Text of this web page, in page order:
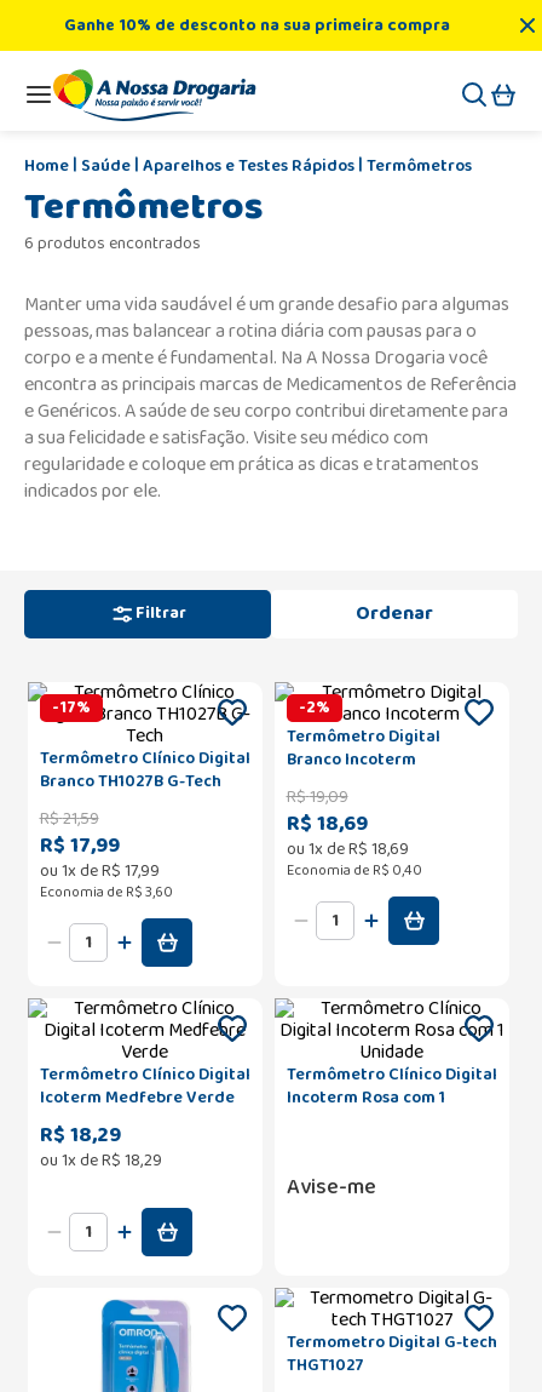
Ganhe 10% de desconto na sua primeira compra
Saúde Aparelhos e Testes Rápidos Termômetros
Termômetros
6 produtos encontrados
Manter uma vida saudável é um grande desafio para algumas
pessoas, mas balancear a rotina diária com pausas para o
corpo e a mente é fundamental. Na A Nossa Drogaria você
encontra as principais marcas de Medicamentos de Referência
e Genéricos. A saúde de seu corpo contribui diretamente para
a sua felicidade e satisfação. Visite seu médico com
regularidade e coloque em prática as dicas e tratamentos
indicados por ele.
Filtrar
-17%
Termômetro Clínico Digital
Branco TH1027B G-Tech
R$21,59
R$ 17,99
ou1x deR$17,99
Economia de R$ 3,60
-2%
Termômetro Digital
Branco Incoterm
R$19,09
R$ 18,69
ou1x deR$18,69
Economia de R$ 0,40
Termômetro Clínico Digital
Icoterm Medfebre Verde
R$ 18,29
ou1x deR$18,29
Termômetro Clínico Digital
Incoterm Rosa com 1
Avise-me
Termometro Digital G-tech
THGT1027